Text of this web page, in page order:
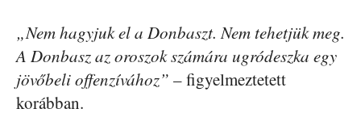
„Nem hagyjuk el a Donbaszt. Nem tehetjük meg.
A Donbasz az oroszok számára ugródeszka egy
jövőbeli offenzívához” – figyelmeztetett
korábban.